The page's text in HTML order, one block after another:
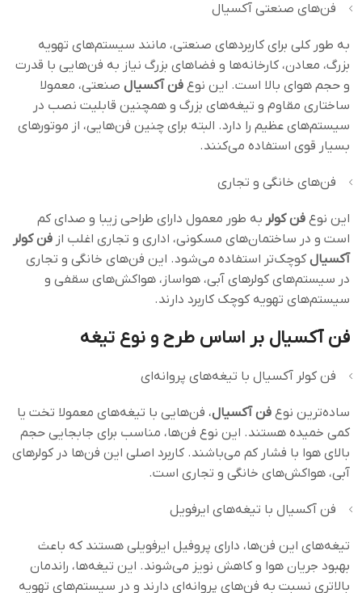
فن‌های صنعتی آکسیال
به طور کلی برای کاربردهای صنعتی، مانند سیستم‌های تهویه
بزرگ، معادن، کارخانه‌ها و فضاهای بزرگ نیاز به فن‌هایی با قدرت
و حجم هوای بالا است. این نوع فن‌ آکسیال صنعتی، معمولا
ساختاری مقاوم و تیغه‌های بزرگ و همچنین قابلیت نصب در
سیستم‌های عظیم را دارد. البته برای چنین فن‌هایی، از موتورهای
بسیار قوی استفاده می‌کنند.
فن‌های خانگی و تجاری
این نوع فن‌ کولر به طور معمول دارای طراحی زیبا و صدای کم
است و در ساختمان‌های مسکونی، اداری و تجاری اغلب از فن کولر
آکسیال کوچک‌تر استفاده می‌شود. این فن‌های خانگی و تجاری
در سیستم‌های کولرهای آبی، هواساز، هواکش‌های سقفی و
سیستم‌های تهویه کوچک کاربرد دارند.
فن آکسیال بر اساس طرح و نوع تیغه
فن کولر آکسیال با تیغه‌های پروانه‌ای
ساده‌ترین نوع فن آکسیال، فن‌هایی با تیغه‌های معمولا تخت یا
کمی خمیده هستند. این نوع فن‌ها، مناسب برای جابجایی حجم
بالای هوا با فشار کم می‌باشند. کاربرد اصلی این فن‌ها در کولرهای
آبی، هواکش‌های خانگی و تجاری است.
فن آکسیال با تیغه‌های ایرفویل
تیغه‌های این فن‌ها، دارای پروفیل ایرفویلی هستند که باعث
بهبود جریان هوا و کاهش نویز می‌شوند. این تیغه‌ها، راندمان
بالاتری نسبت به فن‌های پروانه‌ای دارند و در سیستم‌های تهویه